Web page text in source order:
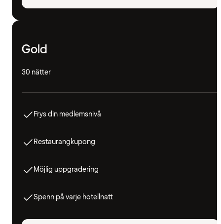
Gold
30 nätter
Frys din medlemsnivå
Restaurangkupong
Möjlig uppgradering
Spenn på varje hotellnatt